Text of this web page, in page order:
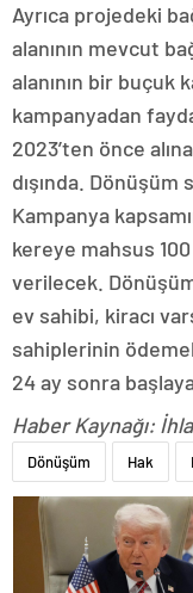
Ayrıca projedeki
alanının mevcut
alanının bir buçuk
kampanyadan
2023’ten önce
dışında. Dönüşüm
Kampanya
kereye mahsus
verilecek.
ev sahibi, kiracı
sahiplerinin
24 ay sonra
Haber Kaynağı:
Dönüşüm Hak